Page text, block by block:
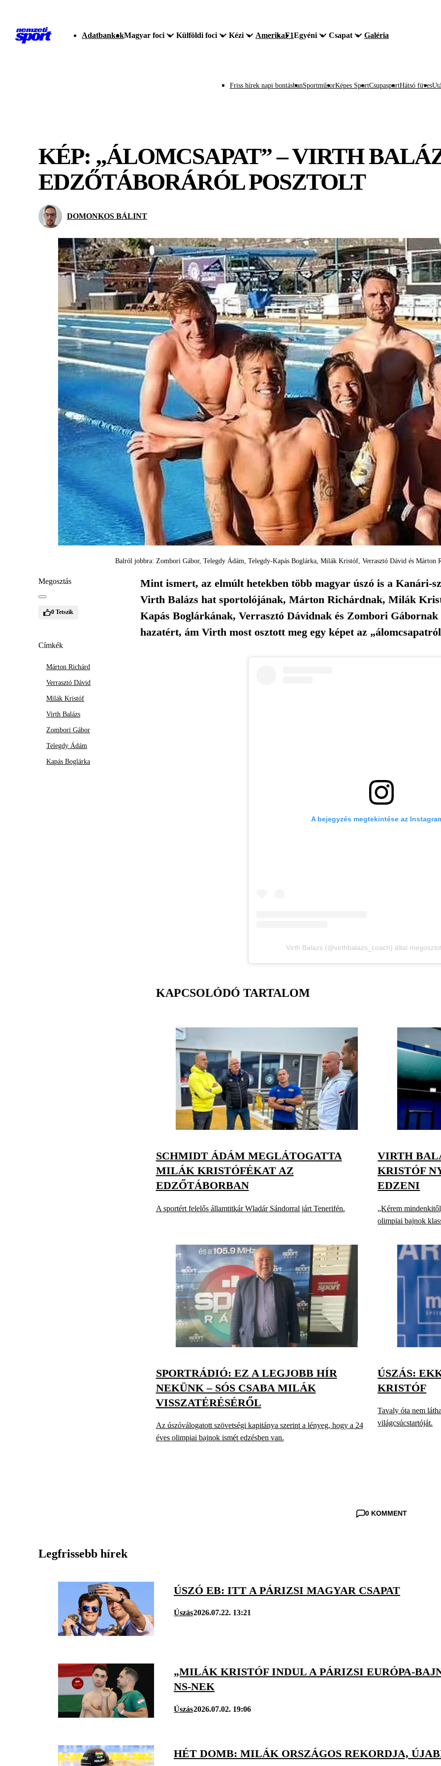
AdatbankokMagyar foci Külföldi foci Kézi AmerikaF1Egyéni Csapat Galéria
Friss hírek napi bontásbanSportműsorKépes SportCsupasportHátsó füves
KÉP: „ÁLOMCSAPAT” – VIRTH
EDZŐTÁBORÁRÓL POSZTOLT
DOMONKOS BÁLINT
Balról jobbra: Zombori Gábor, Telegdy Ádám, Telegdy-Kapás Boglárka, Milák Kristóf, Verrasztó Dávid és Márton
Megosztás
0 Tetszik
Címkék
Márton Richárd
Verrasztó Dávid
Milák Kristóf
Virth Balázs
Zombori Gábor
Telegdy Ádám
Kapás Boglárka
Mint ismert, az elmúlt hetekben több magyar úszó is a Kanári-
Virth Balázs hat sportolójának, Márton Richárdnak, Milák
Kapás Boglárkának, Verrasztó Dávidnak és Zombori Gábornak
hazatért, ám Virth most osztott meg egy képet az
A bejegyzés megtekintése az
Virth Balazs (@virthbalazs_coach) által
KAPCSOLÓDÓ TARTALOM
SCHMIDT ÁDÁM MEGLÁTOGATTA
MILÁK KRISTÓFÉKAT AZ
EDZŐTÁBORBAN
A sportért felelős államtitkár Wladár Sándorral járt Tenerifén.
VIRTH
KRISTÓF
EDZENI
„Kérem
olimpiai bajnok
SPORTRÁDIÓ: EZ A LEGJOBB HÍR
NEKÜNK – SÓS CSABA MILÁK
VISSZATÉRÉSÉRŐL
Az úszóválogatott szövetségi kapitánya szerint a lényeg, hogy a 24
éves olimpiai bajnok ismét edzésben van.
ÚSZÁS:
KRISTÓF
Tavaly óta nem
világcsúcstartóját.
0 KOMMENT
Legfrissebb hírek
ÚSZÓ EB: ITT A PÁRIZSI MAGYAR CSAPAT
Úszás2026.07.22. 13:21
„MILÁK KRISTÓF INDUL A PÁRIZSI EURÓPA-
NS-NEK
Úszás2026.07.02. 19:06
HÉT DOMB: MILÁK ORSZÁGOS REKORDJA,